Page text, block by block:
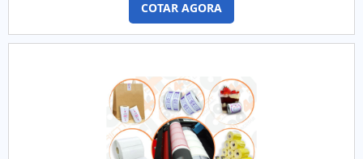
experiência no ramo.MAIS DETALHES INTERESSANTES
SOBRE RÓTULOS ADESIVOSQuem precisa de rótulos
adesivos em uma empresa comprometida com seus
COTAR AGORA